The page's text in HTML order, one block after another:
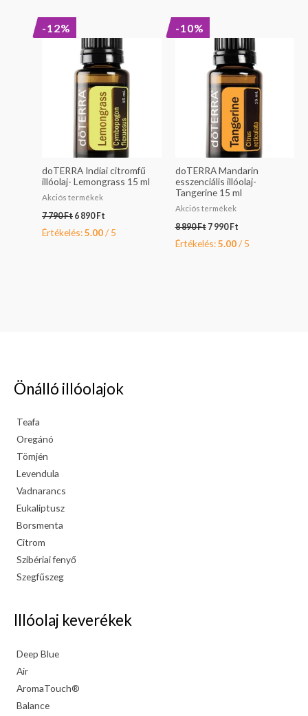
-12%
doTERRA Indiai citromfű
illóolaj- Lemongrass 15 ml
Akciós termékek
7 790Ft
was:
790 Ft.
6 890Ft
is:
6
890 Ft.
Értékelés:5.00/ 5
-10%
doTERRA Mandarin
esszenciális illóolaj-
Tangerine 15 ml
Akciós termékek
8 890Ft
was:
890 Ft.
7 990Ft
is:
7
990 Ft.
Értékelés:5.00/ 5
Önálló illóolajok
Teafa
Oregánó
Tömjén
Levendula
Vadnarancs
Eukaliptusz
Borsmenta
Citrom
Szibériai fenyő
Szegfűszeg
Illóolaj keverékek
Deep Blue
Air
AromaTouch®
Balance